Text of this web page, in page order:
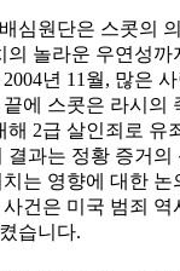
심원단은 스콧의
의 놀라운 우연성까
년 11월, 많은
에 스콧은 라시의
해 2급 살인죄로 유
결과는 정황 증거의
는 영향에 대한 논
건은 미국 범죄 역
습니다.